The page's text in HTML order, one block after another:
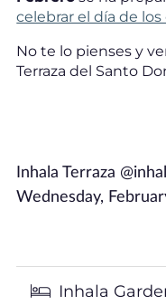
celebrar el día de
No te lo pienses y
Terraza del Santo
Inhala Terraza
Wednesday,
Inhala